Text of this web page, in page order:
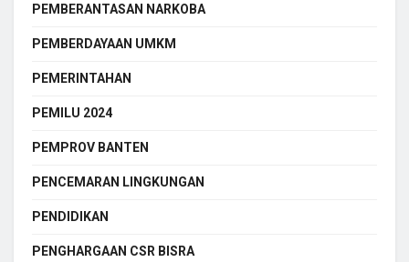
PEMBERANTASAN NARKOBA
PEMBERDAYAAN UMKM
PEMERINTAHAN
PEMILU 2024
PEMPROV BANTEN
PENCEMARAN LINGKUNGAN
PENDIDIKAN
PENGHARGAAN CSR BISRA